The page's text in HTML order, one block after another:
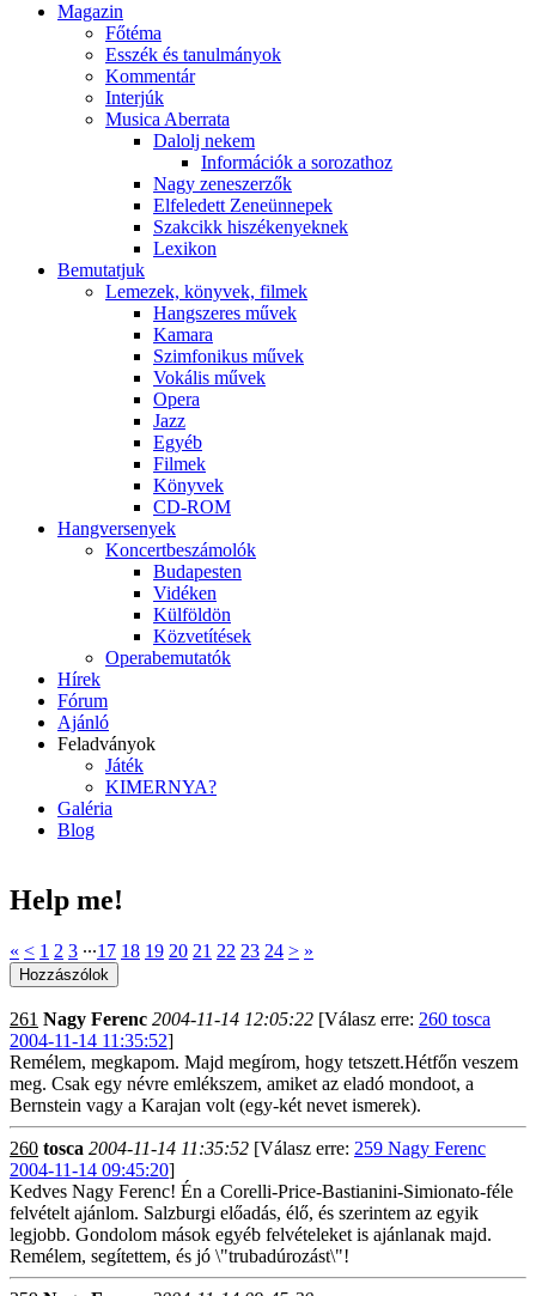
Magazin
Főtéma
Esszék és tanulmányok
Kommentár
Interjúk
Musica Aberrata
Dalolj nekem
Információk a sorozathoz
Nagy zeneszerzők
Elfeledett Zeneünnepek
Szakcikk hiszékenyeknek
Lexikon
Bemutatjuk
Lemezek, könyvek, filmek
Hangszeres művek
Kamara
Szimfonikus művek
Vokális művek
Opera
Jazz
Egyéb
Filmek
Könyvek
CD-ROM
Hangversenyek
Koncertbeszámolók
Budapesten
Vidéken
Külföldön
Közvetítések
Operabemutatók
Hírek
Fórum
Ajánló
Feladványok
Játék
KIMERNYA?
Galéria
Blog
Help me!
« < 1 2 3 ∙∙∙17 18 19 20 21 22 23 24 > »
261 Nagy Ferenc 2004-11-14 12:05:22 [Válasz erre: 260 tosca
2004-11-14 11:35:52]
Remélem, megkapom. Majd megírom, hogy tetszett.Hétfőn veszem
meg. Csak egy névre emlékszem, amiket az eladó mondoot, a
Bernstein vagy a Karajan volt (egy-két nevet ismerek).
260 tosca 2004-11-14 11:35:52 [Válasz erre: 259 Nagy Ferenc
2004-11-14 09:45:20]
Kedves Nagy Ferenc! Én a Corelli-Price-Bastianini-Simionato-féle
felvételt ajánlom. Salzburgi előadás, élő, és szerintem az egyik
legjobb. Gondolom mások egyéb felvételeket is ajánlanak majd.
Remélem, segítettem, és jó \"trubadúrozást\"!